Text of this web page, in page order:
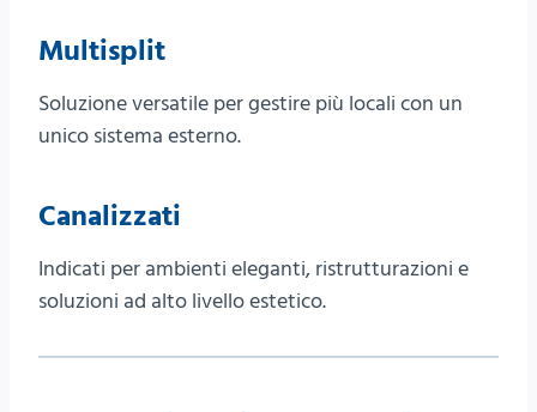
Multisplit
Soluzione versatile per gestire più locali con un
unico sistema esterno.
Canalizzati
Indicati per ambienti eleganti, ristrutturazioni e
soluzioni ad alto livello estetico.